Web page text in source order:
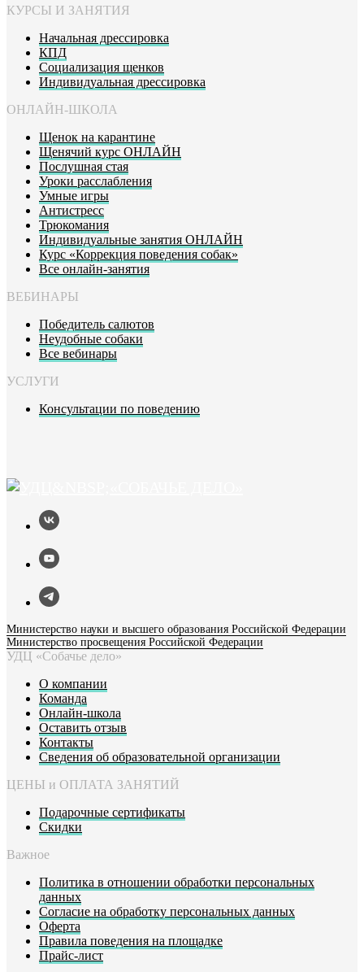
КУРСЫ И ЗАНЯТИЯ
Начальная дрессировка
КПД
Социализация щенков
Индивидуальная дрессировка
ОНЛАЙН-ШКОЛА
Щенок на карантине
Щенячий курс ОНЛАЙН
Послушная стая
Уроки расслабления
Умные игры
Антистресс
Трюкомания
Индивидуальные занятия ОНЛАЙН
Курс «Коррекция поведения собак»
Все онлайн-занятия
ВЕБИНАРЫ
Победитель салютов
Неудобные собаки
Все вебинары
УСЛУГИ
Консультации по поведению
Министерство науки и высшего образования Российской Федерации
Министерство просвещения Российской Федерации
УДЦ «Собачье дело»
О компании
Команда
Онлайн-школа
Оставить отзыв
Контакты
Сведения об образовательной организации
ЦЕНЫ и ОПЛАТА ЗАНЯТИЙ
Подарочные сертификаты
Скидки
Важное
Политика в отношении обработки персональных
данных
Согласие на обработку персональных данных
Оферта
Правила поведения на площадке
Прайс-лист